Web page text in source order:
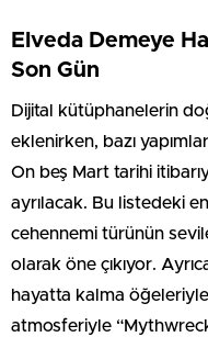
Elveda Demeye
Son Gün
Dijital kütüphanelerin
eklenirken, bazı
On beş Mart tarihi
ayrılacak. Bu listedeki
cehennemi türünün
olarak öne çıkıyor.
hayatta kalma
atmosferiyle